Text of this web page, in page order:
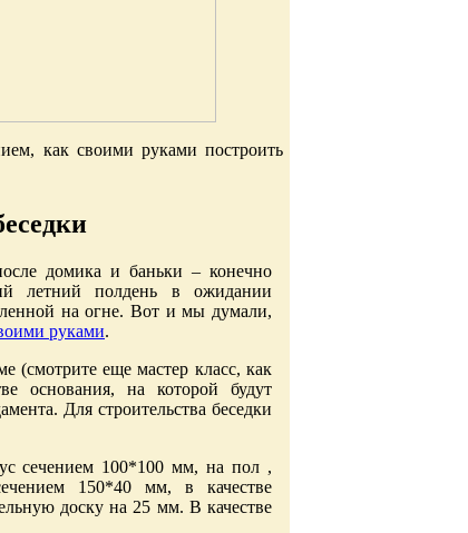
как своими руками построить
домика и баньки – конечно
летний полдень в ожидании
на огне. Вот и мы думали,
руками.
(смотрите еще мастер класс, как
основания, на которой будут
Для строительства беседки
сечением 100*100 мм, на пол ,
150*40 мм, в качестве
доску на 25 мм. В качестве